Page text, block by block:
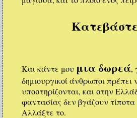
Και κάντε μου μια δωρεά,
δημιουργικοί άνθρωποι πρέπει
υποστηρίζονται, και στην
φαντασίας δεν βγάζουν τίποτα
Αλλάξτε το.